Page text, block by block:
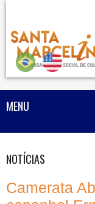
MENU
NOTÍCIAS
Camerata